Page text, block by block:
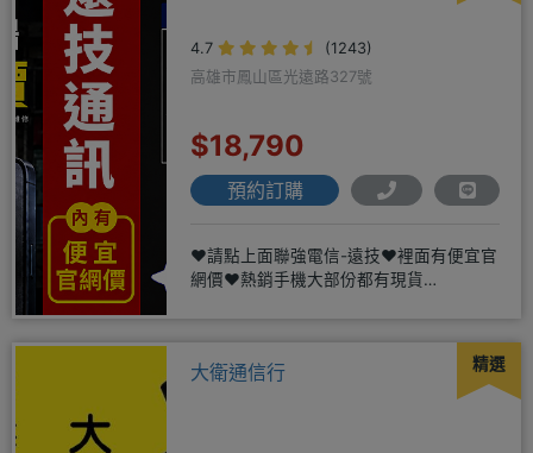
4.7
(1243)
高雄市鳳山區光遠路327號
$18,790
預約訂購
❤️請點上面聯強電信-遠技❤️裡面有便宜官
網價❤️熱銷手機大部份都有現貨
精選
大衛通信行